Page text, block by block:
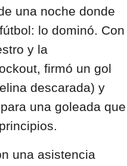
una noche donde
lo dominó. Con
y la
firmó un gol
descarada) y
una goleada que
una asistencia